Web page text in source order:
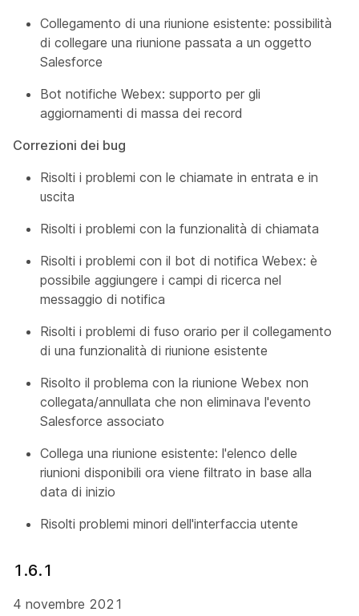
Collegamento di una riunione esistente: possibilità
di collegare una riunione passata a un oggetto
Salesforce
Bot notifiche Webex: supporto per gli
aggiornamenti di massa dei record
Correzioni dei bug
Risolti i problemi con le chiamate in entrata e in
uscita
Risolti i problemi con la funzionalità di chiamata
Risolti i problemi con il bot di notifica Webex: è
possibile aggiungere i campi di ricerca nel
messaggio di notifica
Risolti i problemi di fuso orario per il collegamento
di una funzionalità di riunione esistente
Risolto il problema con la riunione Webex non
collegata/annullata che non eliminava l'evento
Salesforce associato
Collega una riunione esistente: l'elenco delle
riunioni disponibili ora viene filtrato in base alla
data di inizio
Risolti problemi minori dell'interfaccia utente
1.6.1
4 novembre 2021